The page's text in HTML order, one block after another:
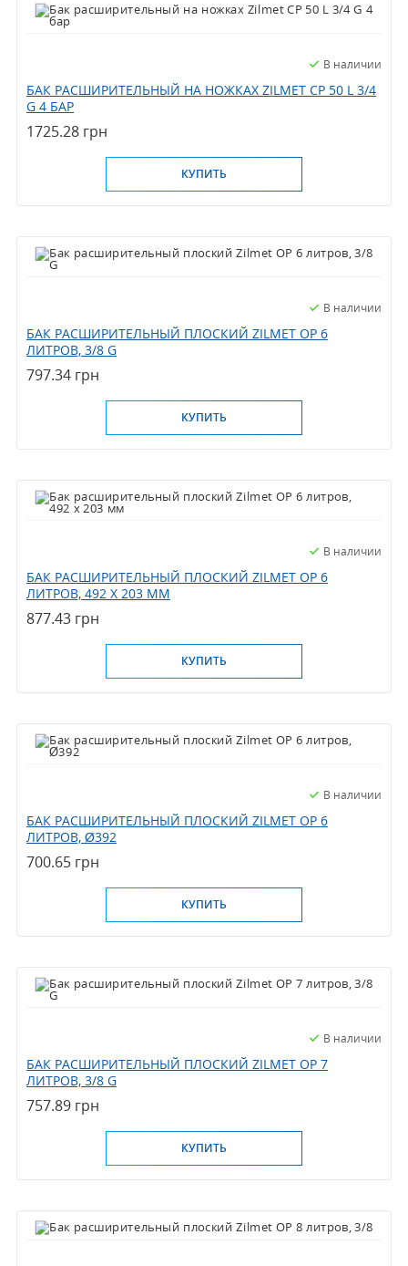
В наличии
БАК РАСШИРИТЕЛЬНЫЙ НА НОЖКАХ ZILMET CP 50 L 3/4
G 4 БАР
1725.28 грн
КУПИТЬ
В наличии
БАК РАСШИРИТЕЛЬНЫЙ ПЛОСКИЙ ZILMET OP 6
ЛИТРОВ, 3/8 G
797.34 грн
КУПИТЬ
В наличии
БАК РАСШИРИТЕЛЬНЫЙ ПЛОСКИЙ ZILMET OP 6
ЛИТРОВ, 492 X 203 ММ
877.43 грн
КУПИТЬ
В наличии
БАК РАСШИРИТЕЛЬНЫЙ ПЛОСКИЙ ZILMET OP 6
ЛИТРОВ, Ø392
700.65 грн
КУПИТЬ
В наличии
БАК РАСШИРИТЕЛЬНЫЙ ПЛОСКИЙ ZILMET OP 7
ЛИТРОВ, 3/8 G
757.89 грн
КУПИТЬ